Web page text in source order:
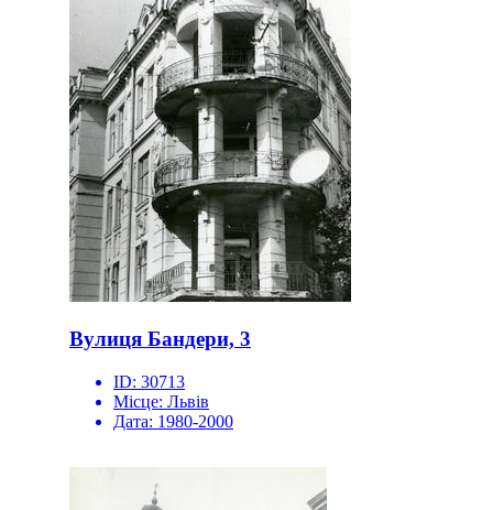
Вулиця Бандери, 3
ID: 30713
Місце: Львів
Дата: 1980-2000